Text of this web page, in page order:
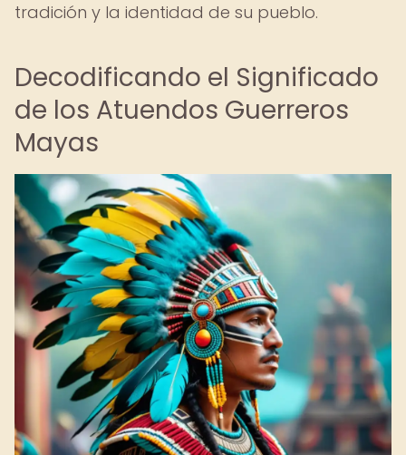
tradición y la identidad de su pueblo.
Decodificando el Significado
de los Atuendos Guerreros
Mayas